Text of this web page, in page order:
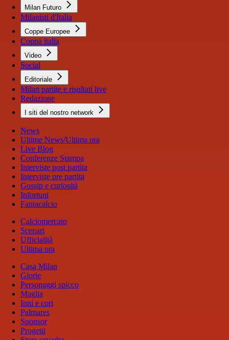
Milan Futuro
Milanisti d'Italia
Coppe Europee
Coppa italia
Video
Social
Editoriale
Milan partite e risultati live
Redazione
I siti del nostro network
News
Ultime News/Ultima ora
Live Blog
Conferenze Stampa
Interviste post partita
Interviste pre partita
Gossip e curiosità
Infortuni
Fantacalcio
Calciomercato
Scenari
Ufficialità
Ultima ora
Casa Milan
Glorie
Personaggi spicco
Maglia
Inni e cori
Palmares
Sponsor
Progetti